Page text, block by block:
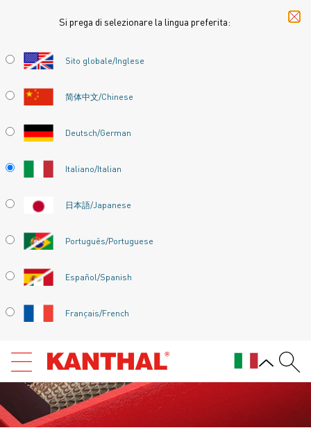
Si prega di selezionare la lingua preferita:
Sito globale/Inglese
简体中文/Chinese
Deutsch/German
Italiano/Italian
日本語/Japanese
Português/Portuguese
Español/Spanish
Français/French
Inizio Settori Elettronica
RESISTENZE DI
FRENATURA
L'offerta Kanthal comprende un'ampia gamma di